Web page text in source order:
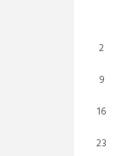
2
9
16
23